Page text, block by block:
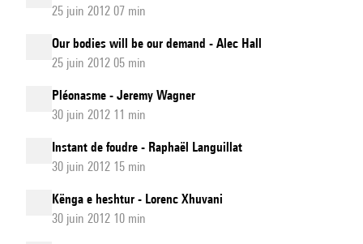
25 juin 2012 07 min
Our bodies will be our demand - Alec Hall
25 juin 2012 05 min
Pléonasme - Jeremy Wagner
30 juin 2012 11 min
Instant de foudre - Raphaël Languillat
30 juin 2012 15 min
Kënga e heshtur - Lorenc Xhuvani
30 juin 2012 10 min